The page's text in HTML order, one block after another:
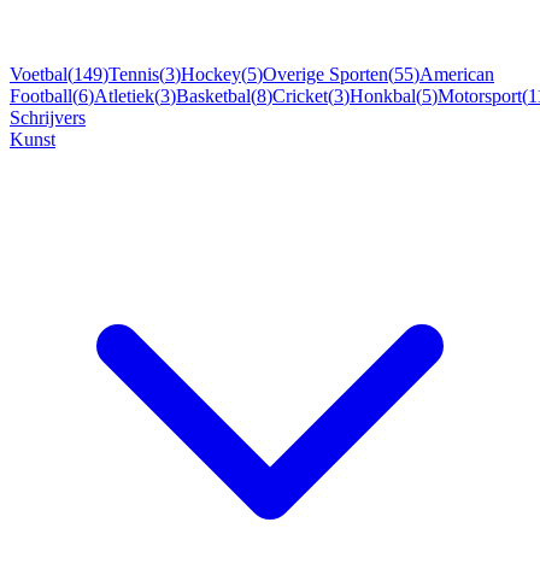
Voetbal(149)Tennis(3)Hockey(5)Overige Sporten(55)American
Football(6)Atletiek(3)Basketbal(8)Cricket(3)Honkbal(5)Motorsport(
Schrijvers
Kunst